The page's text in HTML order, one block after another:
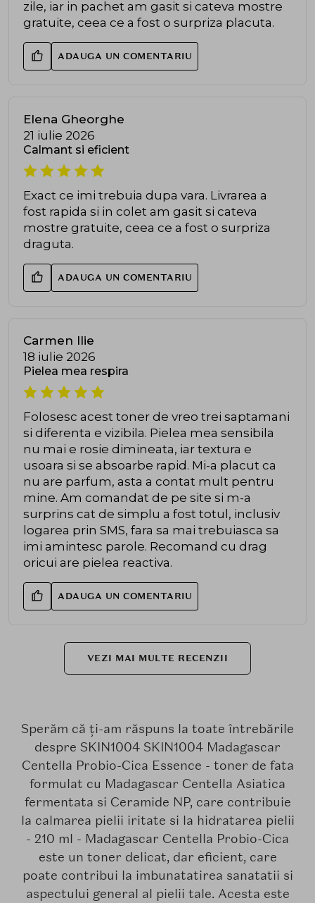
zile, iar in pachet am gasit si cateva mostre
gratuite, ceea ce a fost o surpriza placuta.
ADAUGA UN COMENTARIU
Elena Gheorghe
21 iulie 2026
Calmant si eficient
Exact ce imi trebuia dupa vara. Livrarea a
fost rapida si in colet am gasit si cateva
mostre gratuite, ceea ce a fost o surpriza
draguta.
ADAUGA UN COMENTARIU
Carmen Ilie
18 iulie 2026
Pielea mea respira
Folosesc acest toner de vreo trei saptamani
si diferenta e vizibila. Pielea mea sensibila
nu mai e rosie dimineata, iar textura e
usoara si se absoarbe rapid. Mi-a placut ca
nu are parfum, asta a contat mult pentru
mine. Am comandat de pe site si m-a
surprins cat de simplu a fost totul, inclusiv
logarea prin SMS, fara sa mai trebuiasca sa
imi amintesc parole. Recomand cu drag
oricui are pielea reactiva.
ADAUGA UN COMENTARIU
VEZI MAI MULTE RECENZII
Sperăm că ți-am răspuns la toate întrebările
despre SKIN1004 SKIN1004 Madagascar
Centella Probio-Cica Essence - toner de fata
formulat cu Madagascar Centella Asiatica
fermentata si Ceramide NP, care contribuie
la calmarea pielii iritate si la hidratarea pielii
- 210 ml - Madagascar Centella Probio-Cica
este un toner delicat, dar eficient, care
poate contribui la imbunatatirea sanatatii si
aspectului general al pielii tale. Acesta este